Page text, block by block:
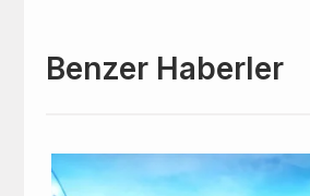
Benzer Haberler